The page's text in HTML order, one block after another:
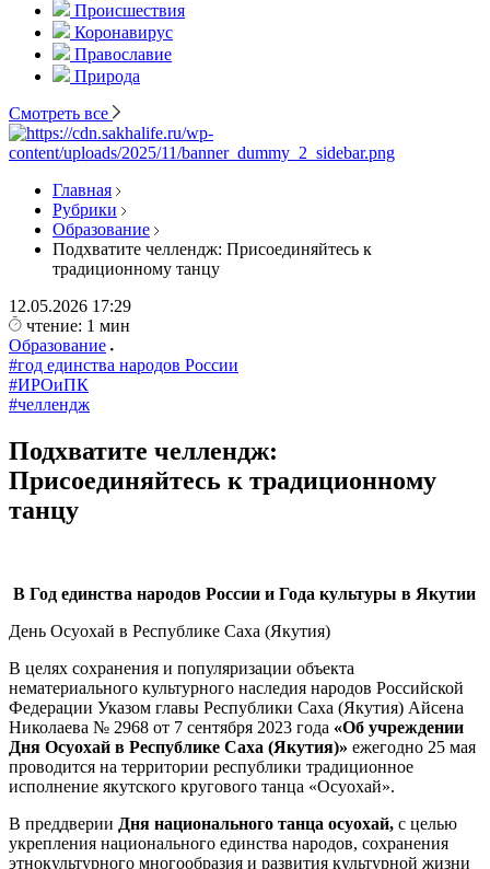
Происшествия
Коронавирус
Православие
Природа
Смотреть все
Главная
Рубрики
Образование
Подхватите челлендж: Присоединяйтесь к
традиционному танцу
12.05.2026 17:29
чтение: 1 мин
Образование
#год единства народов России
#ИРОиПК
#челлендж
Подхватите челлендж:
Присоединяйтесь к традиционному
танцу
В Год единства народов России и Года культуры в Якутии
День Осуохай в Республике Саха (Якутия)
В целях сохранения и популяризации объекта
нематериального культурного наследия народов Российской
Федерации Указом главы Республики Саха (Якутия) Айсена
Николаева № 2968 от 7 сентября 2023 года «Об учреждении
Дня Осуохай в Республике Саха (Якутия)» ежегодно 25 мая
проводится на территории республики традиционное
исполнение якутского кругового танца «Осуохай».
В преддверии Дня национального танца осуохай, с целью
укрепления национального единства народов, сохранения
этнокультурного многообразия и развития культурной жизни